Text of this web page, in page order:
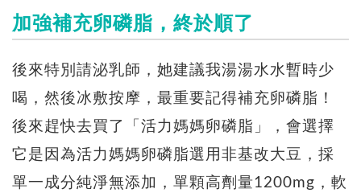
加強補充卵磷脂，終於順了
後來特別請泌乳師，她建議我湯湯水水暫時少
喝，然後冰敷按摩，最重要記得補充卵磷脂！
後來趕快去買了「活力媽媽卵磷脂」，會選擇
它是因為活力媽媽卵磷脂選用非基改大豆，採
單一成分純淨無添加，單顆高劑量1200mg，軟